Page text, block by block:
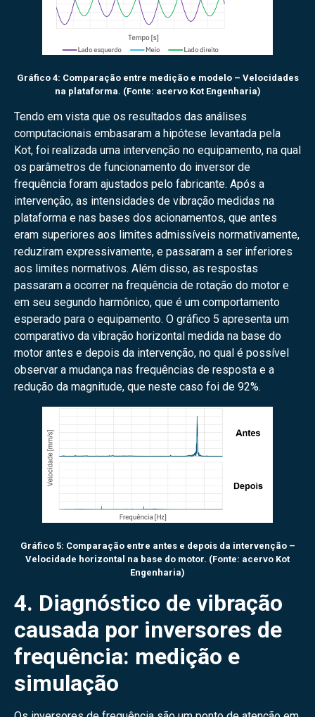
Gráfico 4: Comparação entre medição e modelo – Velocidades
na plataforma. (Fonte: acervo Kot Engenharia)
Tendo em vista que os resultados das análises
computacionais embasaram a hipótese levantada pela
Kot, foi realizada uma intervenção no equipamento, na qual
os parâmetros de funcionamento do inversor de
frequência foram ajustados pelo fabricante. Após a
intervenção, as intensidades de vibração medidas na
plataforma e nas bases dos acionamentos, que antes
eram superiores aos limites admissíveis normativamente,
reduziram expressivamente, e passaram a ser inferiores
aos limites normativos. Além disso, as respostas
passaram a ocorrer na frequência de rotação do motor e
em seu segundo harmônico, que é um comportamento
esperado para o equipamento. O gráfico 5 apresenta um
comparativo da vibração horizontal medida na base do
motor antes e depois da intervenção, no qual é possível
observar a mudança nas frequências de resposta e a
redução da magnitude, que neste caso foi de 92%.
Gráfico 5: Comparação entre antes e depois da intervenção –
Velocidade horizontal na base do motor. (Fonte: acervo Kot
Engenharia)
4. Diagnóstico de vibração
causada por inversores de
frequência: medição e
simulação